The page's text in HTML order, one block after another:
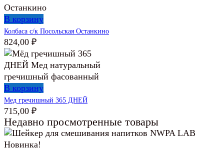
В корзину
Колбаса с/к Посольская Останкино
824,00 ₽
В корзину
Мед гречишный 365 ДНЕЙ
715,00 ₽
Недавно просмотренные товары
Новинка!